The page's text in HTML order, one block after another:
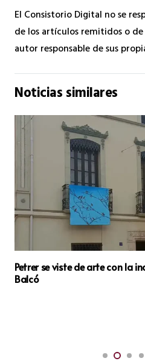
El Consistorio Digital no se
de los artículos remitidos o
autor responsable de sus
Noticias similares
Petrer se viste de arte con la
Balcó